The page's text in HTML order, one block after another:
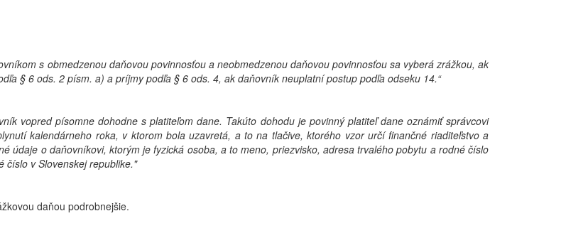
s obmedzenou daňovou povinnosťou a neobmedzenou daňovou povinnosťou sa vyberá zrážkou, ak
§ 6 ods. 2 písm. a) a príjmy podľa § 6 ods. 4, ak daňovník neuplatní postup podľa odseku 14.“
vopred písomne dohodne s platiteľom dane. Takúto dohodu je povinný platiteľ dane oznámiť správcovi
kalendárneho roka, v ktorom bola uzavretá, a to na tlačive, ktorého vzor určí finančné riaditeľstvo a
údaje o daňovníkovi, ktorým je fyzická osoba, a to meno, priezvisko, adresa trvalého pobytu a rodné číslo
číslo v Slovenskej republike."
daňou podrobnejšie.